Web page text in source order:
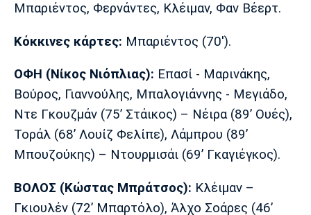
Μπαριέντος, Φερνάντες, Κλέιμαν, Φαν Βέερτ.
Κόκκινες κάρτες: Μπαριέντος (70').
ΟΦΗ (Νίκος Νιόπλιας): Επασί - Μαρινάκης,
Βούρος, Γιαννούλης, Μπαλογιάννης - Μεγιάδο,
Ντε Γκουζμάν (75’ Στάικος) – Νέιρα (89’ Ουές),
Τοράλ (68’ Λουίζ Φελίπε), Λάμπρου (89’
Μπουζούκης) – Ντουρμισάι (69’ Γκαγιέγκος).
ΒΟΛΟΣ (Κώστας Μπράτσος): Κλέιμαν –
Γκιουλέν (72’ Μπαρτόλο), Άλχο Σοάρες (46’